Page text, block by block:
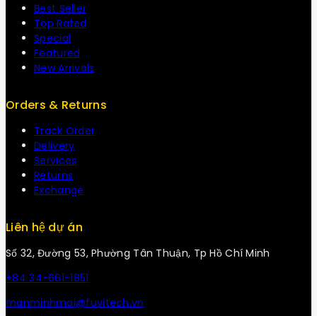
Best Seller
Top Rated
Special
Featured
New Arrivals
Orders & Returns
Track Order
Delivery
Services
Returns
Exchange
Liên hệ dự án
Số 32, Đường 53, Phường Tân Thuận, Tp Hồ Chí Minh
+84 34-661-1851
manminhmai@fuvitech.vn